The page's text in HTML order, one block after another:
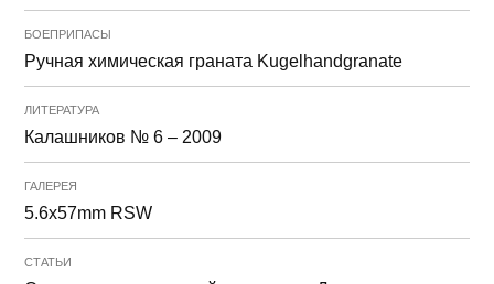
БОЕПРИПАСЫ
Ручная химическая граната Kugelhandgranate
ЛИТЕРАТУРА
Калашников № 6 – 2009
ГАЛЕРЕЯ
5.6x57mm RSW
СТАТЬИ